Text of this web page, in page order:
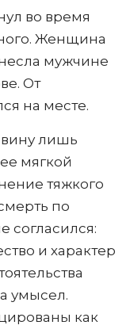
во время
Женщина
мужчине
От
на месте.
лишь
мягкой
тяжкого
по
согласился:
и характер
умысел.
как